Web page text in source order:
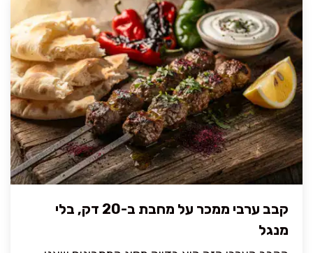
קבב ערבי ממכר על מחבת ב-20 דק, בלי
מנגל